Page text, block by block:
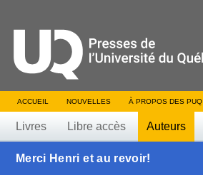
ACCUEIL NOUVELLES À PROPOS DES PUQ
Livres Libre accès Auteurs
Merci Henri et au revoir!